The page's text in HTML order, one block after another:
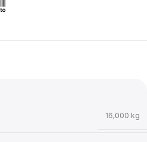
16,000 kg